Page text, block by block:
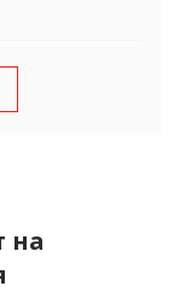
на